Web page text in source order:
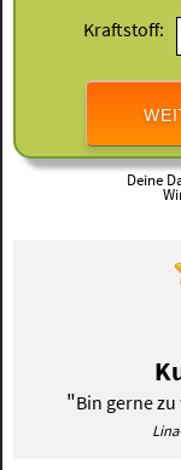
Kraftstoff:
Deine
"Bin gerne